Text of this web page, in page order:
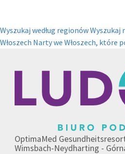
Wyszukaj według regionówWyszukaj
Włoszech Narty we Włoszech, które
OptimaMed
Wimsbach-Neydharting -